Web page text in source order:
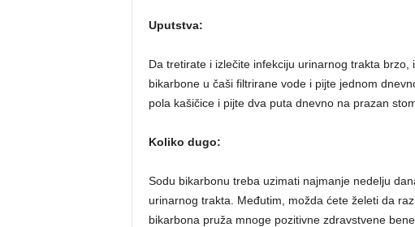
Uputstva:
Da tretirate i izlečite infekciju urinarnog trakta
bikarbone u čaši filtrirane vode i pijte jednom
pola kašičice i pijte dva puta dnevno na prazan
Koliko dugo:
Sodu bikarbonu treba uzimati najmanje nedelju
urinarnog trakta. Međutim, možda ćete želeti da
bikarbona pruža mnoge pozitivne zdravstvene